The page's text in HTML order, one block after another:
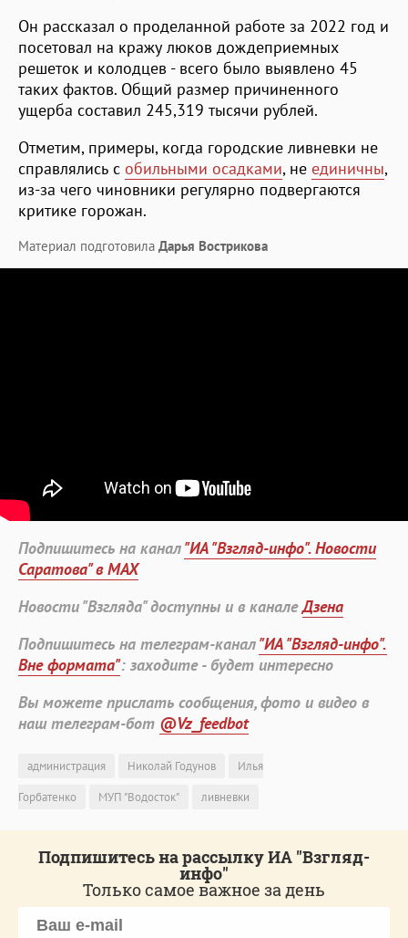
Он рассказал о проделанной работе за 2022 год и
посетовал на кражу люков дождеприемных
решеток и колодцев - всего было выявлено 45
таких фактов. Общий размер причиненного
ущерба составил 245,319 тысячи рублей.
Отметим, примеры, когда городские ливневки не
справлялись с обильными осадками, не единичны,
из-за чего чиновники регулярно подвергаются
критике горожан.
Материал подготовила Дарья Вострикова
Подпишитесь на канал"ИА "Взгляд-инфо". Новости
Саратова" в MAX
Новости "Взгляда" доступны и в каналеДзена
Подпишитесь на телеграм-канал"ИА "Взгляд-инфо".
Вне формата": заходите - будет интересно
Вы можете прислать сообщения, фото и видео в
наш телеграм-бот @Vz_feedbot
администрация Николай Годунов
Илья
Горбатенко
МУП "Водосток" ливневки
Подпишитесь на рассылку ИА "Взгляд-
инфо"
Только самое важное за день